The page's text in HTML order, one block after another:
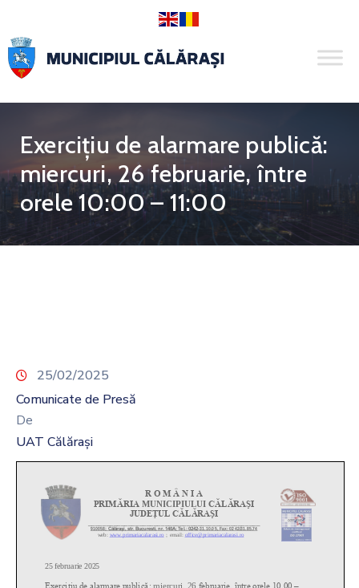
Exercițiu de alarmare publică:
miercuri, 26 februarie, între
orele 10:00 – 11:00
25/02/2025
Comunicate de Presă
De
UAT Călărași